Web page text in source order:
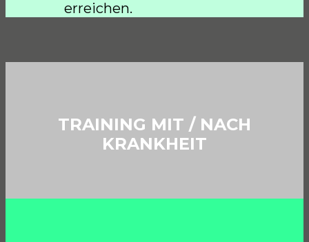
erreichen.
TRAINING MIT / NACH
KRANKHEIT